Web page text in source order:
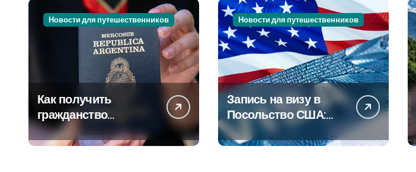
Новости для путешественников
Как получить
гражданство
Аргентины: Полное
руководство
Новости для путешественников
Запись на визу в
Посольство США:
Пошаговое
руководство